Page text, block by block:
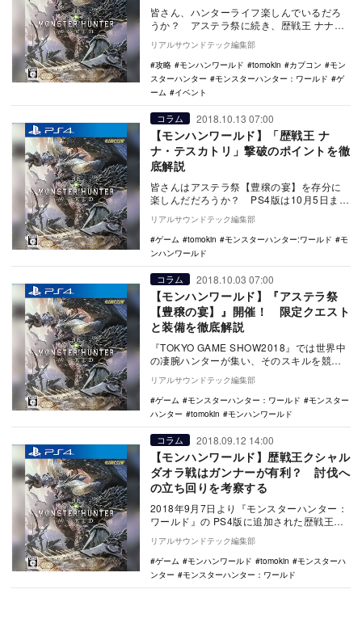
皆さん、ハンターライフ楽しんでいるだろ
うか？ アステラ祭に続き、歴戦王 ナナ・
テスカトリが登場し、立て続けにイベント
が実施されて…
リアルサウンドテック編集部
攻略
モンハンワールド tomokin カプコン
モン
スターハンター
モンスターハンター：ワールド
ゲ
ーム
イベント
コラム 2018.10.13 07:00
【モンハンワールド】「歴戦王 ナ
ナ・テスカトリ」撃破のポイントを徹
底解説
皆さんはアステラ祭【豊穣の宴】を存分に
楽しんだだろうか？ PS4版は10月5日まで
だったが、PC版では入れ替わりで10月5日
09…
リアルサウンドテック編集部
ゲーム
tomokin モンスターハンター:ワールド
モ
ンハンワールド
コラム 2018.10.03 07:00
【モンハンワールド】『アステラ祭
【豊穣の宴】』開催！ 限定クエスト
と装備を徹底解説
『TOKYO GAME SHOW2018』では世界中
の凄腕ハンターが集い、そのスキルを競い
合ったモンハンワールド。今回はTGSの…
リアルサウンドテック編集部
ゲーム
モンスターハンター：ワールド
モンスター
ハンター
tomokin モンハンワールド
コラム 2018.09.12 14:00
【モンハンワールド】歴戦王クシャル
ダオラ戦はガンナーが有利？ 討伐へ
の立ち回りを考察する
2018年9月7日より『モンスターハンター：
ワールド』の PS4版に追加された歴戦王ク
シャルダオラ討伐クエスト「嵐のさなかに
て」…
リアルサウンドテック編集部
ゲーム
モンハンワールド tomokin
モンスターハ
ンター
モンスターハンター：ワールド